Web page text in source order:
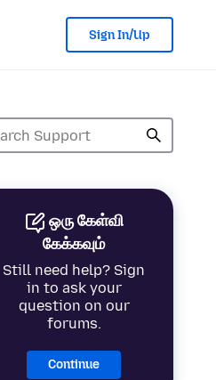
Sign In/Up
ஒரு கேள்வி
கேக்கவும்
Still need help? Sign
in to ask your
question on our
forums.
Continue